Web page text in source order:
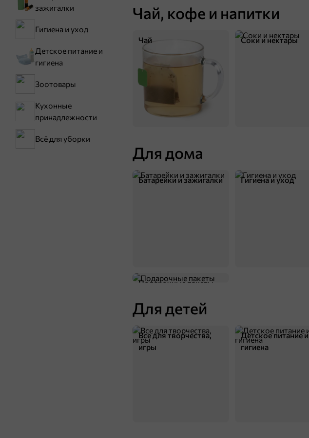
Умный блокнот, 60 раскрасок
В корзину
89 ₽
В корзину
зажигалки
Гигиена и уход
Детское питание и
гигиена
Зоотовары
Кухонные
принадлежности
Всё для уборки
Чай, кофе и напитки
Чай Соки и нектары
Для дома
Батарейки и зажигалки Гигиена и уход
Подарочные пакеты
Для детей
Все для творчества,
игры
Детское питание и
гигиена